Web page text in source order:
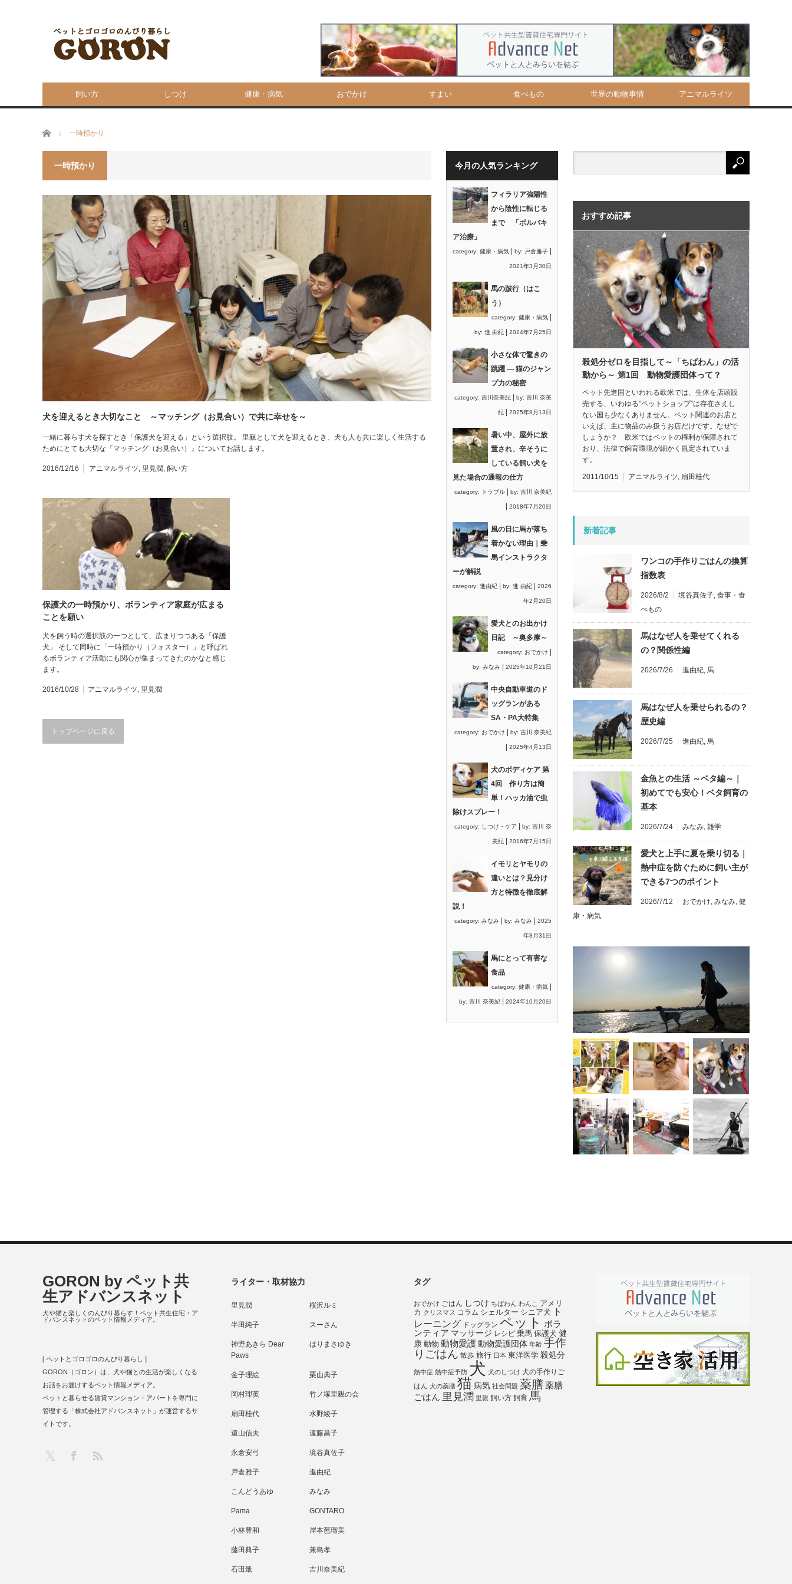
飼い方 しつけ 健康・病気 おでかけ すまい 食べもの 世界の動物事情 アニマルライツ
ホーム 一時預かり
一時預かり
犬を迎えるとき大切なこと ～マッチング（お見合い）で共に幸せを～
一緒に暮らす犬を探すとき「保護犬を迎える」という選択肢。 里親として犬を迎えるとき、犬も人も共に楽しく生活する
ためにとても大切な『マッチング（お見合い）』についてお話します。
2016/12/16 アニマルライツ, 里見潤, 飼い方
保護犬の一時預かり、ボランティア家庭が広まる
ことを願い
犬を飼う時の選択肢の一つとして、広まりつつある「保護
犬」 そして同時に「一時預かり（フォスター）」と呼ばれ
るボランティア活動にも関心が集まってきたのかなと感じ
ます。
2016/10/28 アニマルライツ, 里見潤
トップページに戻る
今月の人気ランキング
フィラリア強陽性
から陰性に転じる
まで 「ボルバキ
ア治療」
category: 健康・病気 by: 戸倉雅子
2021年3月30日
馬の跛行（はこ
う）
category: 健康・病気
by: 進 由紀 2024年7月25日
小さな体で驚きの
跳躍 ― 猫のジャン
プ力の秘密
category: 吉川奈美紀 by: 吉川 奈美
紀 2025年8月13日
暑い中、屋外に放
置され、辛そうに
している飼い犬を
見た場合の通報の仕方
category: トラブル by: 吉川 奈美紀
2018年7月20日
風の日に馬が落ち
着かない理由｜乗
馬インストラクタ
ーが解説
category: 進由紀 by: 進 由紀 2026
年2月20日
愛犬とのお出かけ
日記 ～奥多摩～
category: おでかけ
by: みなみ 2025年10月21日
中央自動車道のド
ッグランがある
SA・PA大特集
category: おでかけ by: 吉川 奈美紀
2025年4月13日
犬のボディケア 第
4回 作り方は簡
単！ハッカ油で虫
除けスプレー！
category: しつけ・ケア by: 吉川 奈
美紀 2016年7月15日
イモリとヤモリの
違いとは？見分け
方と特徴を徹底解
説！
category: みなみ by: みなみ 2025
年8月31日
馬にとって有害な
食品
category: 健康・病気
by: 吉川 奈美紀 2024年10月20日
おすすめ記事
殺処分ゼロを目指して～「ちばわん」の活
動から～ 第1回 動物愛護団体って？
ペット先進国といわれる欧米では、生体を店頭販
売する、いわゆる”ペットショップ”は存在さえし
ない国も少なくありません。ペット関連のお店と
いえば、主に物品のみ扱うお店だけです。なぜで
しょうか？ 欧米ではペットの権利が保障されて
おり、法律で飼育環境が細かく規定されていま
す。
2011/10/15 アニマルライツ 扇田桂代
新着記事
ワンコの手作りごはんの換算
指数表
2026/8/2 境谷真佐子 食事・食
べもの
馬はなぜ人を乗せてくれる
の？関係性編
2026/7/26 進由紀 馬
馬はなぜ人を乗せられるの？
歴史編
2026/7/25 進由紀 馬
金魚との生活 ～ベタ編～｜
初めてでも安心！ベタ飼育の
基本
2026/7/24 みなみ 雑学
愛犬と上手に夏を乗り切る｜
熱中症を防ぐために飼い主が
できる7つのポイント
2026/7/12 おでかけ みなみ 健
康・病気
ライター・取材協力
里見潤 桜沢ルミ
半田純子 スーさん
神野あきら Dear
Paws
ほりまさゆき
金子理絵 栗山典子
岡村理英 竹ノ塚里親の会
扇田桂代 水野綾子
遠山信夫 遠藤昌子
永倉安弓 境谷真佐子
戸倉雅子 進由紀
こんどうあゆ みなみ
Pama GONTARO
小林豊和 岸本芭瑠美
藤田典子 兼島孝
石田戢 吉川奈美紀
タグ
おでかけ ごはん しつけ ちばわん わんこ アメリ
カ クリスマス コラム シェルター シニア犬
ト
レーニング ドッグラン ペット
ボラ
ンティア マッサージ レシピ 乗馬 保護犬 健
康 動物 動物愛護動物愛護団体 年齢 手作
りごはん 散歩 旅行 日本 東洋医学 殺処分
熱中症 熱中症予防 犬 犬のしつけ 犬の手作りご
はん 犬の薬膳 猫 病気 社会問題 薬膳薬膳
ごはん 里見潤 里親 飼い方 飼育 馬
GORON by ペット共
生アドバンスネット
犬や猫と楽しくのんびり暮らす！ペット共生住宅・ア
ドバンスネットのペット情報メディア。
[ ペットとゴロゴロのんびり暮らし ]
GORON（ゴロン）は、犬や猫との生活が楽しくなる
お話をお届けするペット情報メディア。
ペットと暮らせる賃貸マンション・アパートを専門に
管理する「株式会社アドバンスネット」が運営するサ
イトです。
Facebook
RSS